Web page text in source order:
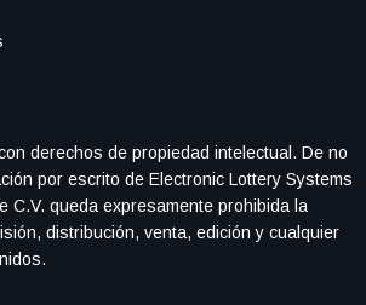
derechos de propiedad intelectual. De no
por escrito de Electronic Lottery Systems
C.V. queda expresamente prohibida la
distribución, venta, edición y cualquier